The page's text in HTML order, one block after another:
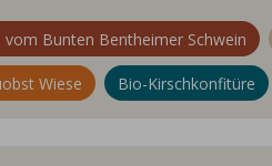
Bunten Bentheimer Schwein
Wiese Bio-Kirschkonfitüre